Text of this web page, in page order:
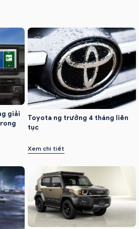
giải
Toyota ng trưởng 4 tháng liên
tục
Xem chi tiết